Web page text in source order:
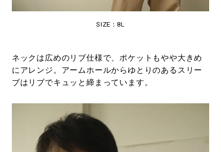
SIZE：8L
ネックは広めのリブ仕様で、ポケットもやや大きめ
にアレンジ。アームホールからゆとりのあるスリー
ブはリブでキュッと締まっています。